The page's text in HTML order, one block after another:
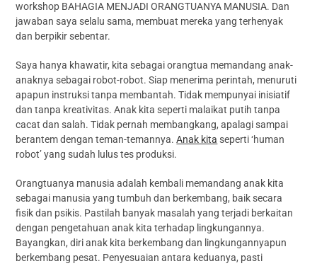
workshop BAHAGIA MENJADI ORANGTUANYA MANUSIA. Dan
jawaban saya selalu sama, membuat mereka yang terhenyak
dan berpikir sebentar.
Saya hanya khawatir, kita sebagai orangtua memandang anak-
anaknya sebagai robot-robot. Siap menerima perintah, menuruti
apapun instruksi tanpa membantah. Tidak mempunyai inisiatif
dan tanpa kreativitas. Anak kita seperti malaikat putih tanpa
cacat dan salah. Tidak pernah membangkang, apalagi sampai
berantem dengan teman-temannya.Anak kita seperti ‘human
robot’ yang sudah lulus tes produksi.
Orangtuanya manusia adalah kembali memandang anak kita
sebagai manusia yang tumbuh dan berkembang, baik secara
fisik dan psikis. Pastilah banyak masalah yang terjadi berkaitan
dengan pengetahuan anak kita terhadap lingkungannya.
Bayangkan, diri anak kita berkembang dan lingkungannyapun
berkembang pesat. Penyesuaian antara keduanya, pasti